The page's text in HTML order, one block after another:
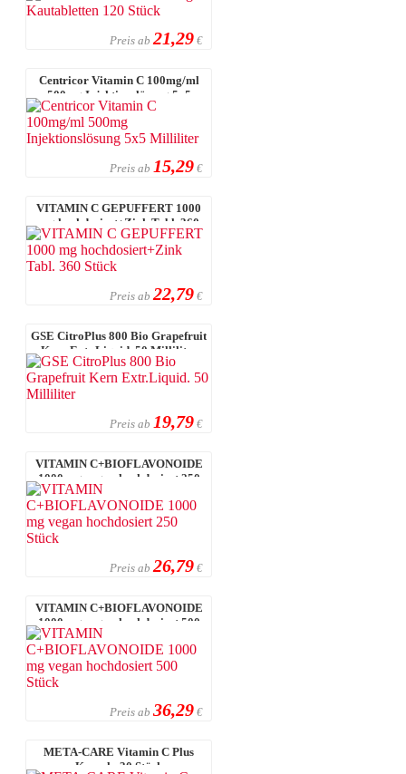
Preis ab 21,29 €
Centricor Vitamin C 100mg/ml
500mg Injektionslösung 5x5
Millilit ...
Preis ab 15,29 €
VITAMIN C GEPUFFERT 1000
mg hochdosiert+Zink Tabl. 360
Stück
Preis ab 22,79 €
GSE CitroPlus 800 Bio Grapefruit
Kern Extr.Liquid. 50 Milliliter
Preis ab 19,79 €
VITAMIN C+BIOFLAVONOIDE
1000 mg vegan hochdosiert 250
Preis ab 26,79 €
VITAMIN C+BIOFLAVONOIDE
1000 mg vegan hochdosiert 500
Preis ab 36,29 €
META-CARE Vitamin C Plus
Kapseln 30 Stück